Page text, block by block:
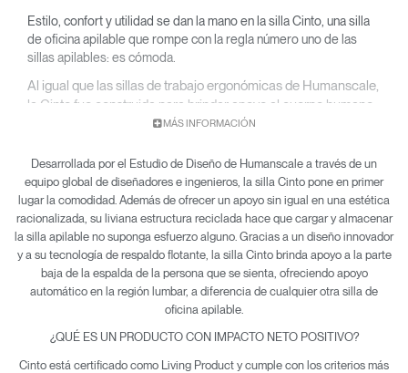
Estilo, confort y utilidad se dan la mano en la silla Cinto, una silla
de oficina apilable que rompe con la regla número uno de las
sillas apilables: es cómoda.
Al igual que las sillas de trabajo ergonómicas de Humanscale,
la Cinto fue construida para brindar apoyo al cuerpo humano
minimizando los puntos de presión y la incomodidad.
MÁS INFORMACIÓN
Desarrollada por el Estudio de Diseño de Humanscale a través de un
equipo global de diseñadores e ingenieros, la silla Cinto pone en primer
lugar la comodidad. Además de ofrecer un apoyo sin igual en una estética
racionalizada, su liviana estructura reciclada hace que cargar y almacenar
la silla apilable no suponga esfuerzo alguno. Gracias a un diseño innovador
y a su tecnología de respaldo flotante, la silla Cinto brinda apoyo a la parte
baja de la espalda de la persona que se sienta, ofreciendo apoyo
automático en la región lumbar, a diferencia de cualquier otra silla de
oficina apilable.
¿QUÉ ES UN PRODUCTO CON IMPACTO NETO POSITIVO?
Cinto está certificado como Living Product y cumple con los criterios más